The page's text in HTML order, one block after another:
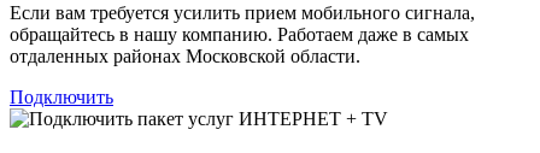
Если вам требуется усилить прием мобильного сигнала,
обращайтесь в нашу компанию. Работаем даже в самых
отдаленных районах Московской области.
Подключить